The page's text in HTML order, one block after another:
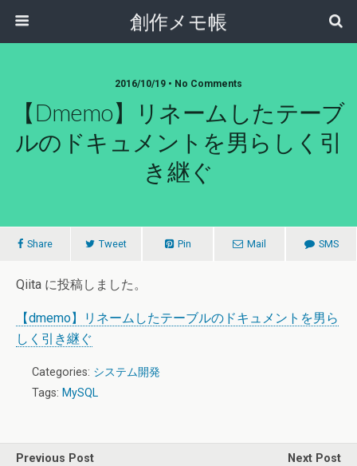
創作メモ帳
2016/10/19 • No Comments
【dmemo】リネームしたテーブ
ルのドキュメントを男らしく引
き継ぐ
Share Tweet Pin Mail SMS
Qiita に投稿しました。
【dmemo】リネームしたテーブルのドキュメントを男ら
しく引き継ぐ
Categories: システム開発
Tags: MySQL
Previous Post
Next Post